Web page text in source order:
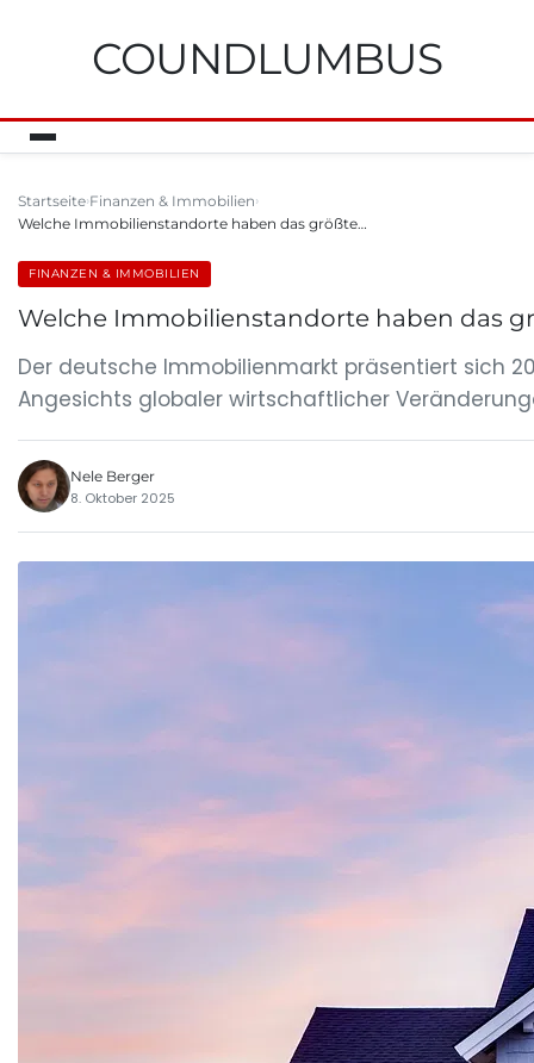
COUNDLUMBUS
Startseite Finanzen & Immobilien
Welche Immobilienstandorte haben das größte…
FINANZEN & IMMOBILIEN
Welche Immobilienstandorte haben das
Der deutsche Immobilienmarkt präsentiert sich
Angesichts globaler wirtschaftlicher
Nele Berger
8. Oktober 2025